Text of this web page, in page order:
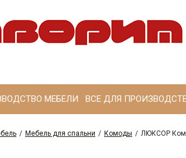
МЕБЕЛИ ВСЕ ДЛЯ
/ Мебель для спальни / Комоды / ЛЮКСОР